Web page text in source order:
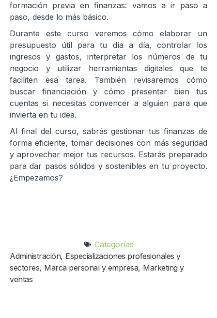
formación previa en finanzas: vamos a ir paso a
paso, desde lo más básico.
Durante este curso veremos cómo elaborar un
presupuesto útil para tu día a día, controlar los
ingresos y gastos, interpretar los números de tu
negocio y utilizar herramientas digitales que te
faciliten esa tarea. También revisaremos cómo
buscar financiación y cómo presentar bien tus
cuentas si necesitas convencer a alguien para que
invierta en tu idea.
Al final del curso, sabrás gestionar tus finanzas de
forma eficiente, tomar decisiones con más seguridad
y aprovechar mejor tus recursos. Estarás preparado
para dar pasos sólidos y sostenibles en tu proyecto.
¿Empezamos?
Categorías
Administración, Especializaciones profesionales y
sectores, Marca personal y empresa, Marketing y
ventas